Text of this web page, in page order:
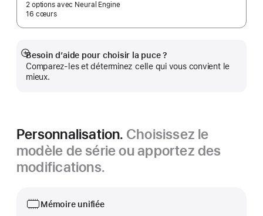
2 options avec Neural Engine
16 cœurs
Besoin d’aide pour choisir la puce ?
Comparez-les et déterminez celle qui vous convient le
mieux.
Afficher
plus
Personnalisation. Choisissez le
modèle de série ou apportez des
modifications.
Mémoire unifiée